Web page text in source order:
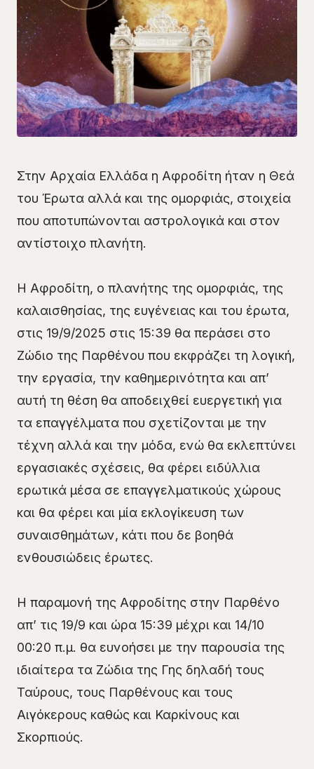
Στην Αρχαία Ελλάδα η Αφροδίτη ήταν η Θεά
του Έρωτα αλλά και της ομορφιάς, στοιχεία
που αποτυπώνονται αστρολογικά και στον
αντίστοιχο πλανήτη.
Η Αφροδίτη, ο πλανήτης της ομορφιάς, της
καλαισθησίας, της ευγένειας και του έρωτα,
στις 19/9/2025 στις 15:39 θα περάσει στο
Ζώδιο της Παρθένου που εκφράζει τη λογική,
την εργασία, την καθημερινότητα και απ’
αυτή τη θέση θα αποδειχθεί ευεργετική για
τα επαγγέλματα που σχετίζονται με την
τέχνη αλλά και την μόδα, ενώ θα εκλεπτύνει
εργασιακές σχέσεις, θα φέρει ειδύλλια
ερωτικά μέσα σε επαγγελματικούς χώρους
και θα φέρει και μία εκλογίκευση των
συναισθημάτων, κάτι που δε βοηθά
ενθουσιώδεις έρωτες.
Η παραμονή της Αφροδίτης στην Παρθένο
απ’ τις 19/9 και ώρα 15:39 μέχρι και 14/10
00:20 π.μ. θα ευνοήσει με την παρουσία της
ιδιαίτερα τα Ζώδια της Γης δηλαδή τους
Ταύρους, τους Παρθένους και τους
Αιγόκερους καθώς και Καρκίνους και
Σκορπιούς.